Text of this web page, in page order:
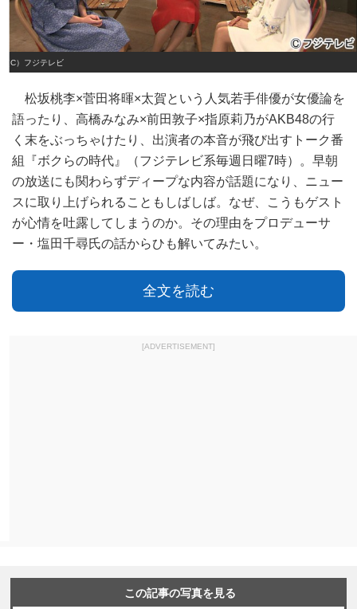
（C）フジテレビ
松坂桃李×菅田将暉×太賀という人気若手俳優が女優論を
語ったり、高橋みなみ×前田敦子×指原莉乃がAKB48の行
く末をぶっちゃけたり、出演者の本音が飛び出すトーク番
組『ボクらの時代』（フジテレビ系毎週日曜7時）。早朝
の放送にも関わらずディープな内容が話題になり、ニュー
スに取り上げられることもしばしば。なぜ、こうもゲスト
が心情を吐露してしまうのか。その理由をプロデューサ
ー・塩田千尋氏の話からひも解いてみたい。
全文を読む
[ADVERTISEMENT]
この記事の写真を見る